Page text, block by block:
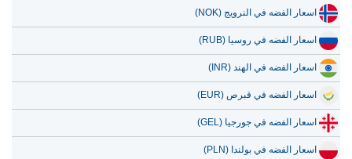
اسعار الفضه في النرويج (NOK)
اسعار الفضه في روسيا (RUB)
اسعار الفضه في الهند (INR)
اسعار الفضه في قبرص (EUR)
اسعار الفضه في جورجيا (GEL)
اسعار الفضه في بولندا (PLN)